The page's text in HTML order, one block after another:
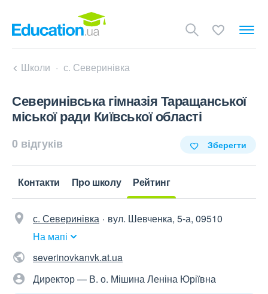
Школи с. Северинівка
Северинівська гімназія Таращанської
міської ради Київської області
0 відгуків Зберегти
Контакти Про школу Рейтинг
с. Северинівка
вул. Шевченка, 5-а, 09510
На мапі
severinovkanvk.at.ua
Директор — В. о. Мішина Леніна Юріївна